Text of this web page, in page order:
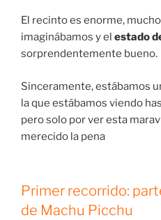
El recinto es enorme,
imaginábamos y el estado
sorprendentemente bueno.
Sinceramente, estábamos
la que estábamos viendo
pero solo por ver esta
merecido la pena
Primer recorrido:
de Machu Picchu